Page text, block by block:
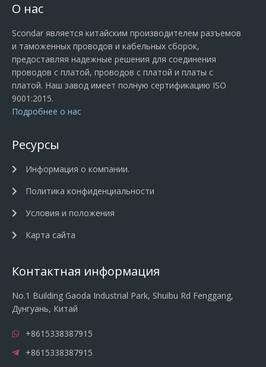
О нас
Scondar является китайским производителем разъемов
и таможенных проводов и кабельных сборок,
предоставляя надежные решения для соединения
проводов с платой, проводов с платой и платы с
платой. Наш завод имеет полную сертификацию ISO
9001:2015.
Подробнее о нас
Ресурсы
Информация о компании.
Политика конфиденциальности
Условия и положения
Карта сайта
Контактная информация
No.1 Building Gaoda Industrial Park, Shuibu Rd Fenggang,
Дунгуань, Китай
+8615338387915
+8615338387915